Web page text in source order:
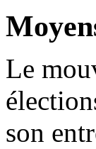
Le
son